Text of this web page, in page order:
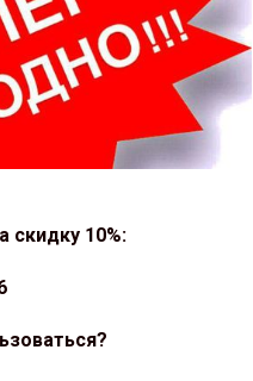
скидку 10%: